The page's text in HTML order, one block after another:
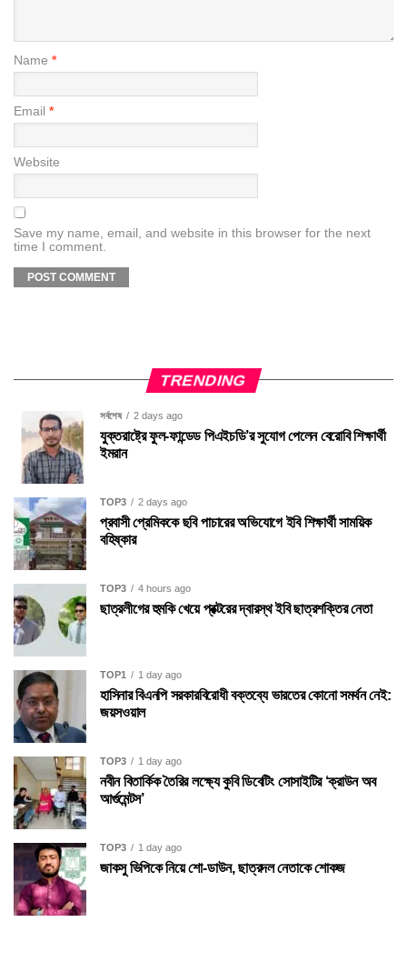
Name *
Email *
Website
Save my name, email, and website in this browser for the next
time I comment.
TRENDING
সর্বশেষ 2 days ago
যুক্তরাষ্ট্রে ফুল-ফান্ডেড পিএইচডি’র সুযোগ পেলেন বেরোবি শিক্ষার্থী
ইমরান
TOP3 2 days ago
প্রবাসী প্রেমিককে ছবি পাচারের অভিযোগে ইবি শিক্ষার্থী সাময়িক
বহিষ্কার
TOP3 4 hours ago
ছাত্রলীগের হুমকি খেয়ে প্রক্টরের দ্বারস্থ ইবি ছাত্রশক্তির নেতা
TOP1 1 day ago
হাসিনার বিএনপি সরকারবিরোধী বক্তব্যে ভারতের কোনো সমর্থন নেই:
জয়সওয়াল
TOP3 1 day ago
নবীন বিতার্কিক তৈরির লক্ষ্যে কুবি ডিবেটিং সোসাইটির ‘ক্রাউন অব
আর্গুমেন্টস’
TOP3 1 day ago
জাকসু ভিপিকে নিয়ে শো-ডাউন, ছাত্রদল নেতাকে শোকজ